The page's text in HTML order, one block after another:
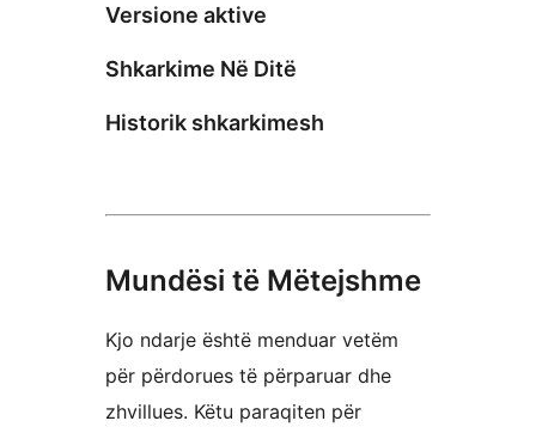
Versione aktive
Shkarkime Në Ditë
Historik shkarkimesh
Mundësi të Mëtejshme
Kjo ndarje është menduar vetëm
për përdorues të përparuar dhe
zhvillues. Këtu paraqiten për